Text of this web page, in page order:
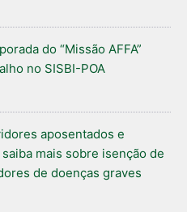
do “Missão AFFA”
no SISBI-POA
aposentados e
mais sobre isenção de
de doenças graves